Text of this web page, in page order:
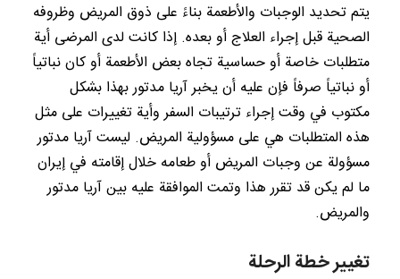
يتم تحديد الوجبات والأطعمة بناءً على ذوق المريض وظروفه
الصحية قبل إجراء العلاج أو بعده. إذا كانت لدى المرضى أية
متطلبات خاصة أو حساسية تجاه بعض الأطعمة أو كان نباتياً
أو نباتياً صرفاً فإن عليه أن يخبر آريا مدتور بهذا بشكل
مكتوب في وقت إجراء ترتيبات السفر وأية تغييرات على مثل
هذه المتطلبات هي على مسؤولية المريض. ليست آريا مدتور
مسؤولة عن وجبات المريض أو طعامه خلال إقامته في إيران
ما لم يكن قد تقرر هذا وتمت الموافقة عليه بين آريا مدتور
والمريض.
تغيير خطة الرحلة